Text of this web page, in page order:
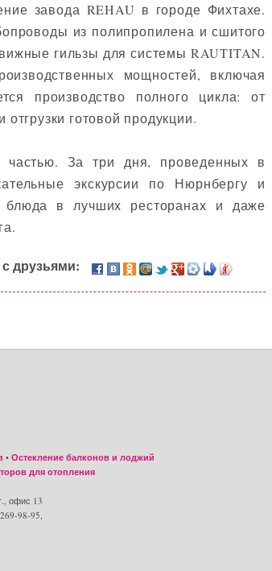
АКЦИЯ!
Установи окно и получи
в подарок подарочный
1000 рублей!
завода REHAU в городе Фихтахе.
из полипропилена и сшитого
гильзы для системы RAUTITAN.
мощностей, включая
производство полного цикла: от
готовой продукции.
частью. За три дня, проведенных в
экскурсии по Нюрнбергу и
блюда в лучших ресторанах и даже
друзьями:
• Остекление балконов и лоджий
для отопления
офис 13
98-95,